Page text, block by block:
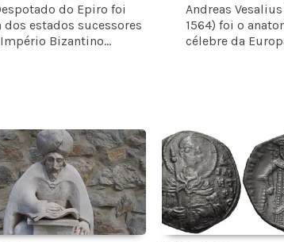
do Epiro foi
dos estados sucessores
Bizantino...
Andreas Vesalius
1564) foi o
célebre da